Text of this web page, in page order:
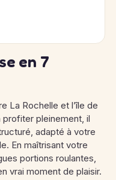
en 7
La Rochelle et l’île de
profiter pleinement, il
adapté à votre
En maîtrisant votre
portions roulantes,
vrai moment de plaisir.